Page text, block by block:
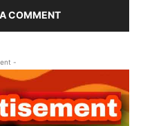
COMMENT
-